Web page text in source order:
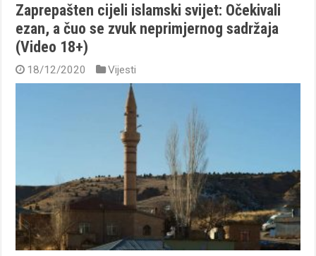
Zaprepašten cijeli islamski svijet: Očekivali
ezan, a čuo se zvuk neprimjernog sadržaja
(Video 18+)
18/12/2020 Vijesti